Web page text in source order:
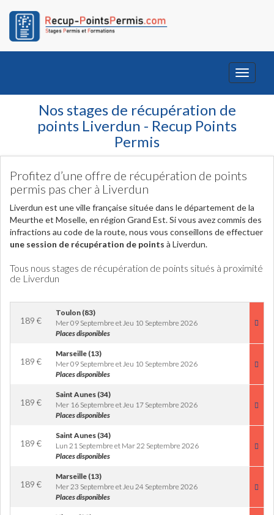
Toggle
Nos stages de récupération de
points Liverdun - Recup Points
Permis
Profitez d’une offre de récupération de points
permis pas cher à Liverdun
Liverdun est une ville française située dans le département de la
Meurthe et Moselle, en région Grand Est. Si vous avez commis des
infractions au code de la route, nous vous conseillons de effectuer
une session de récupération de points à Liverdun.
Tous nous stages de récupération de points situés à proximité
de Liverdun
189 €
Toulon (83)
Mer 09 Septembre et Jeu 10 Septembre 2026
Places disponibles
189 €
Marseille (13)
Mer 09 Septembre et Jeu 10 Septembre 2026
Places disponibles
189 €
Saint Aunes (34)
Mer 16 Septembre et Jeu 17 Septembre 2026
Places disponibles
189 €
Saint Aunes (34)
Lun 21 Septembre et Mar 22 Septembre 2026
Places disponibles
189 €
Marseille (13)
Mer 23 Septembre et Jeu 24 Septembre 2026
Places disponibles